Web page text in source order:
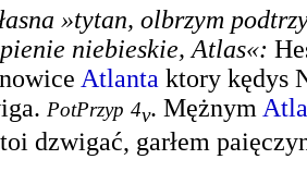
»tytan, olbrzym
niebieskie, Atlas«:
Atlanta ktory kędys
PotPrzyp 4v. Mężnym
dzwigać, garłem